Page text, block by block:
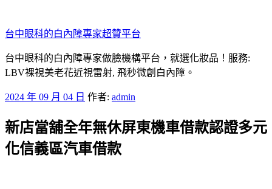
至
主
要
內
台中眼科的白內障專家超贊平台
台中眼科的白內障專家做臉機構平台，就選化妝品！服務:
LBV裸視美老花近視雷射, 飛秒微創白內障。
發
於
2024 年 09 月 04 日 作者: admin
新店當舖全年無休屏東機車借款認證多元
化信義區汽車借款